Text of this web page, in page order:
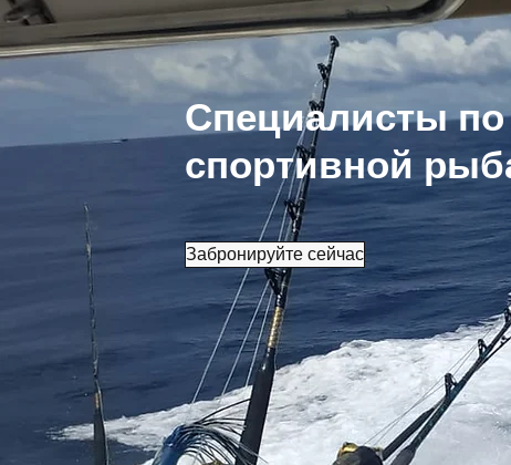
Специалисты по
спортивной
Забронируйте сейчас